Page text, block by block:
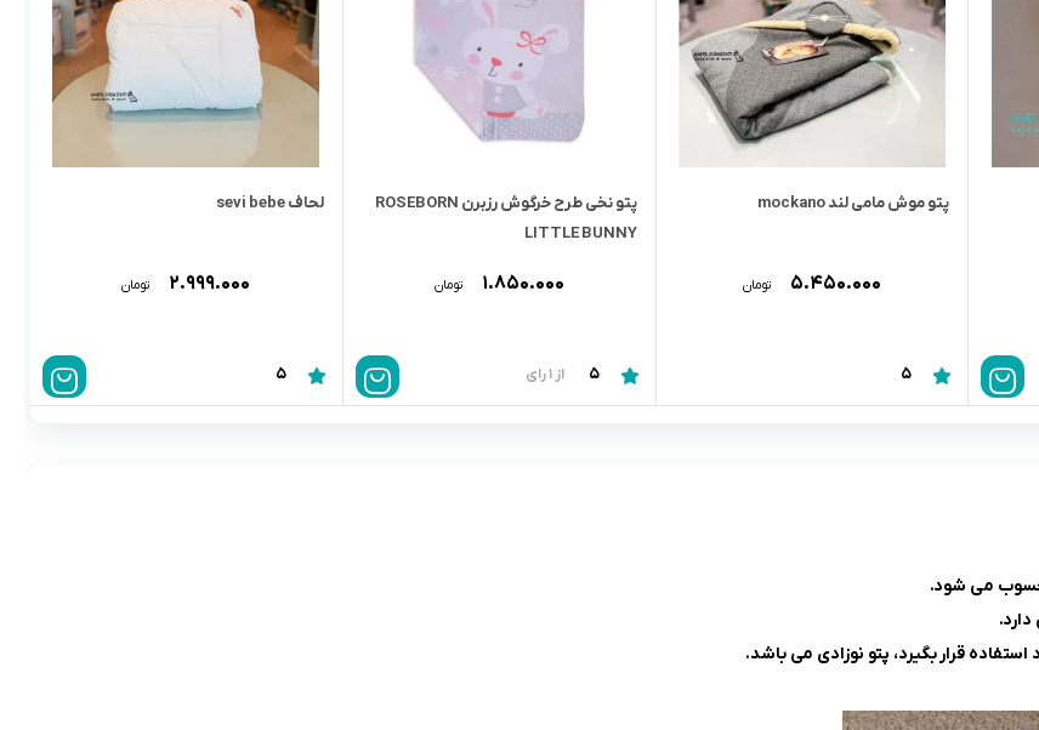
پتو موش مامی لند mockano
۵.۴۵۰.۰۰۰ تومان
5
پتو نخى طرح خرگوش رزبرن ROSEBORN
LITTLE BUNNY
۱.۸۵۰.۰۰۰ تومان
5 از 1 رای
لحاف sevi bebe
۲.۹۹۹.۰۰۰ تومان
5
محسوب می شود.
قرار بگیرد، پتو نوزادی می باشد.